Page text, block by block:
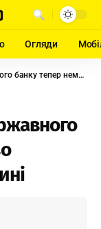
Огляди
розрахуватися в магазині